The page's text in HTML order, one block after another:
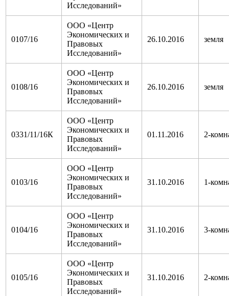
Исследований»
0107/16
ООО «Центр
Экономических и
Правовых
Исследований»
26.10.2016 земля
0108/16
ООО «Центр
Экономических и
Правовых
Исследований»
26.10.2016 земля
0331/11/16К
ООО «Центр
Экономических и
Правовых
Исследований»
01.11.2016 2-
0103/16
ООО «Центр
Экономических и
Правовых
Исследований»
31.10.2016 1-
0104/16
ООО «Центр
Экономических и
Правовых
Исследований»
31.10.2016 3-
0105/16
ООО «Центр
Экономических и
Правовых
Исследований»
31.10.2016 2-